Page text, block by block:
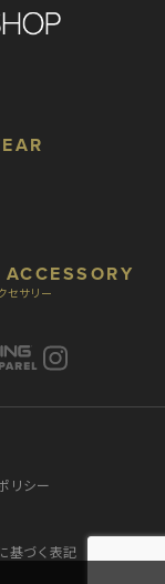
セサリー
リシー
基づく表記